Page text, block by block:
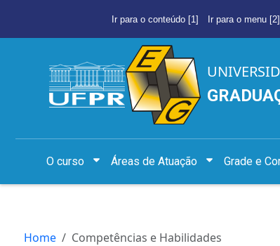
Ir para o conteúdo [1] Ir para o menu [2]
O curso Áreas de Atuação Grade e
Home Competências e Habilidades